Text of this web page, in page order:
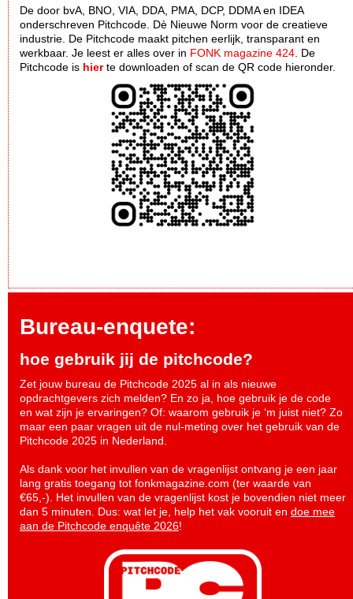
De door bvA, BNO, VIA, DDA, PMA, DCP, DDMA en IDEA
onderschreven Pitchcode. Dè Nieuwe Norm voor de creatieve
industrie. De Pitchcode maakt pitchen eerlijk, transparant en
werkbaar. Je leest er alles over in FONK magazine 424 . De
Pitchcode is hierte downloaden of scan de QR code hieronder.
Bureau-enquete:
hoe gebruik jij de pitchcode?
Zet jouw bureau de Pitchcode 2025 al in als nieuwe
opdrachtgevers zich melden? En zo ja, hoe gebruik je de code
en wat zijn je ervaringen? Of: waarom gebruik je ‘m juist niet? Zo
maar een paar vragen uit de nul-meting over het gebruik van de
Pitchcode 2025 in Nederland.
Als dank voor het invullen van de vragenlijst ontvang je een jaar
lang gratis toegang tot fonkmagazine.com (ter waarde van
€65,-). Het invullen van de vragenlijst kost je bovendien niet meer
dan 5 minuten. Dus: wat let je, help het vak vooruit en doe mee
aan de Pitchcode enquête 2026!